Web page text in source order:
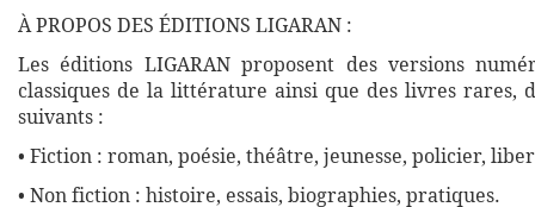
À PROPOS DES ÉDITIONS LIGARAN :
Les éditions LIGARAN proposent des versions
classiques de la littérature ainsi que des livres rares,
suivants :
• Fiction : roman, poésie, théâtre, jeunesse, policier,
• Non fiction : histoire, essais, biographies, pratiques.